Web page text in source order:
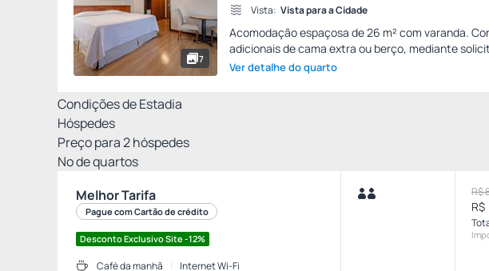
7
Vista: Vista para a Cidade
Acomodação espaçosa de 26 m² com varanda.
adicionais de cama extra ou berço, mediante
Ver detalhe do quarto
Condições de Estadia
Hóspedes
Preço para2hóspedes
Nº de quartos
Melhor Tarifa
Pague com Cartão de crédito
Desconto Exclusivo Site -12%
Café da manhã Internet Wi-Fi
R$
R$